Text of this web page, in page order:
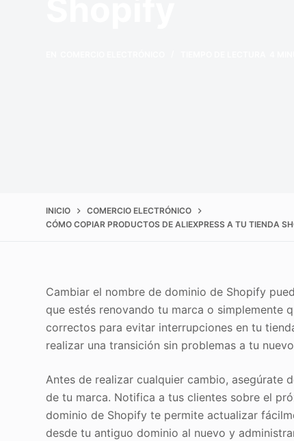
INICIO
COMERCIO ELECTRÓNICO
CÓMO COPIAR PRODUCTOS DE ALIEXPRESS A TU TIENDA
Cambiar el nombre de dominio de Shopify
que estés renovando tu marca o simplemente
correctos para evitar interrupciones en tu
realizar una transición sin problemas a tu
Antes de realizar cualquier cambio, asegúrate
de tu marca. Notifica a tus clientes sobre el
dominio de Shopify te permite actualizar
desde tu antiguo dominio al nuevo y